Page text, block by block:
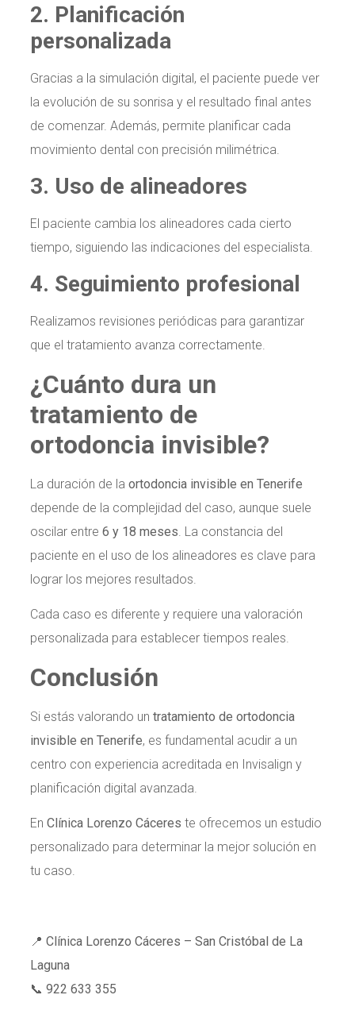
2. Planificación
personalizada
Gracias a la simulación digital, el paciente puede ver
la evolución de su sonrisa y el resultado final antes
de comenzar. Además, permite planificar cada
movimiento dental con precisión milimétrica.
3. Uso de alineadores
El paciente cambia los alineadores cada cierto
tiempo, siguiendo las indicaciones del especialista.
4. Seguimiento profesional
Realizamos revisiones periódicas para garantizar
que el tratamiento avanza correctamente.
¿Cuánto dura un
tratamiento de
ortodoncia invisible?
La duración de la ortodoncia invisible en Tenerife
depende de la complejidad del caso, aunque suele
oscilar entre 6 y 18 meses . La constancia del
paciente en el uso de los alineadores es clave para
lograr los mejores resultados.
Cada caso es diferente y requiere una valoración
personalizada para establecer tiempos reales.
Conclusión
Si estás valorando un tratamiento de ortodoncia
invisible en Tenerife, es fundamental acudir a un
centro con experiencia acreditada en Invisalign y
planificación digital avanzada.
En Clínica Lorenzo Cáceres te ofrecemos un estudio
personalizado para determinar la mejor solución en
tu caso.
📍 Clínica Lorenzo Cáceres – San Cristóbal de La
Laguna
📞 922 633 355